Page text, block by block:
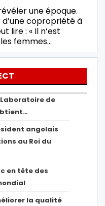
une époque.
copropriété à
lire : « Il n’est
femmes…
de
angolais
au Roi du
en tête des
la qualité